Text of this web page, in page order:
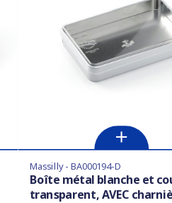
Massilly - BA000194-D
Boîte métal blanche et
transparent, AVEC